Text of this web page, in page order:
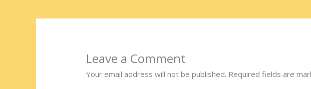
Leave a Comment
Your email address will not be published. Required fields are